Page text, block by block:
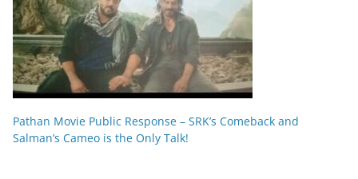
Pathan Movie Public Response – SRK’s Comeback and
Salman’s Cameo is the Only Talk!